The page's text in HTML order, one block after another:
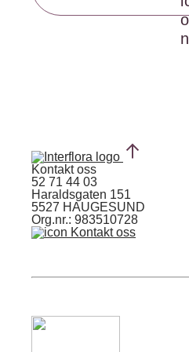
Kontakt oss
52 71 44 03
Haraldsgaten 151
5527 HAUGESUND
Org.nr.: 983510728
Kontakt oss